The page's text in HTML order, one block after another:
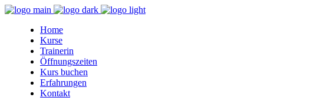
Home
Kurse
Trainerin
Öffnungszeiten
Kurs buchen
Erfahrungen
Kontakt